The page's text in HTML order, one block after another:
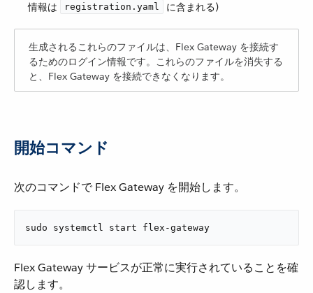
情報は ​
registration.yaml ​ に含まれる)
生成されるこれらのファイルは、Flex Gateway を接続す
るためのログイン情報です。これらのファイルを消失する
と、Flex Gateway を接続できなくなります。
開始コマンド
次のコマンドで Flex Gateway を開始します。
sudo systemctl start flex-gateway
Flex Gateway サービスが正常に実行されていることを確
認します。